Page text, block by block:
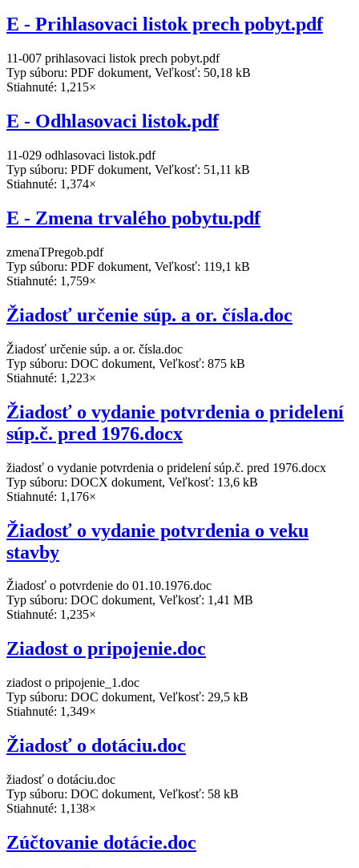
E - Prihlasovaci listok prech pobyt.pdf
11-007 prihlasovaci listok prech pobyt.pdf
Typ súboru: PDF dokument, Veľkosť: 50,18 kB
Stiahnuté: 1,215×
E - Odhlasovaci listok.pdf
11-029 odhlasovaci listok.pdf
Typ súboru: PDF dokument, Veľkosť: 51,11 kB
Stiahnuté: 1,374×
E - Zmena trvalého pobytu.pdf
zmenaTPregob.pdf
Typ súboru: PDF dokument, Veľkosť: 119,1 kB
Stiahnuté: 1,759×
Žiadosť určenie súp. a or. čísla.doc
Žiadosť určenie súp. a or. čísla.doc
Typ súboru: DOC dokument, Veľkosť: 875 kB
Stiahnuté: 1,223×
Žiadosť o vydanie potvrdenia o pridelení
súp.č. pred 1976.docx
žiadosť o vydanie potvrdenia o pridelení súp.č. pred 1976.docx
Typ súboru: DOCX dokument, Veľkosť: 13,6 kB
Stiahnuté: 1,176×
Žiadosť o vydanie potvrdenia o veku
stavby
Žiadosť o potvrdenie do 01.10.1976.doc
Typ súboru: DOC dokument, Veľkosť: 1,41 MB
Stiahnuté: 1,235×
Ziadost o pripojenie.doc
ziadost o pripojenie_1.doc
Typ súboru: DOC dokument, Veľkosť: 29,5 kB
Stiahnuté: 1,349×
Žiadosť o dotáciu.doc
žiadosť o dotáciu.doc
Typ súboru: DOC dokument, Veľkosť: 58 kB
Stiahnuté: 1,138×
Zúčtovanie dotácie.doc